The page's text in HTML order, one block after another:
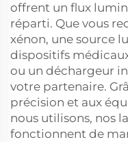
offrent un flux
réparti. Que vous
xénon, une source
dispositifs
ou un déchargeur
votre partenaire.
précision et aux
nous utilisons, nos
fonctionnent de